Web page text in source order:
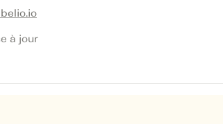
à jour